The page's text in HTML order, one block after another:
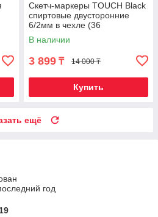
Скетч-маркеры TOUCH Black
спиртовые двусторонние
6/2мм в чехле (36
фломастеров)
В наличии
3 899 ₸ 14 000 ₸
Купить
ещё
год